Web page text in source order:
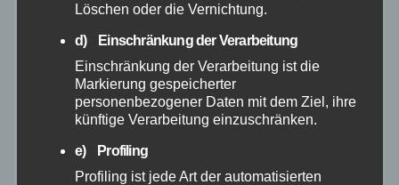
Mai 2025
April 2025
Löschen oder die Vernichtung.
d) Einschränkung der Verarbeitung
Einschränkung der Verarbeitung ist die
Markierung gespeicherter
personenbezogener Daten mit dem Ziel, ihre
künftige Verarbeitung einzuschränken.
e) Profiling
Profiling ist jede Art der automatisierten